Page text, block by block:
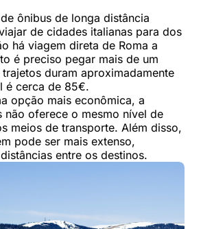
ônibus de longa distância
de cidades italianas para dos
há viagem direta de Roma a
é preciso pegar mais de um
duram aproximadamente
é cerca de 85€.
opção mais econômica, a
não oferece o mesmo nível de
meios de transporte. Além disso,
pode ser mais extenso,
entre os destinos.